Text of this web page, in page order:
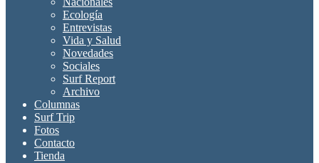
Ecología
Entrevistas
Vida y Salud
Novedades
Sociales
Surf Report
Archivo
Columnas
Surf Trip
Fotos
Contacto
Tienda